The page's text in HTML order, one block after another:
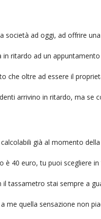
società ad oggi, ad offrire
in ritardo ad un
che oltre ad essere il
arrivino in ritardo, ma se
già al momento
è 40 euro, tu puoi scegliere
il tassametro stai sempre a
me quella sensazione non